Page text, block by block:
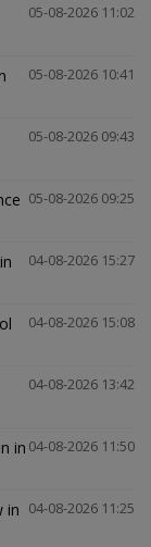
05-08-2026 11:02
05-08-2026 10:41
05-08-2026 09:43
05-08-2026 09:25
04-08-2026 15:27
04-08-2026 15:08
04-08-2026 13:42
04-08-2026 11:50
in
04-08-2026 11:25
in